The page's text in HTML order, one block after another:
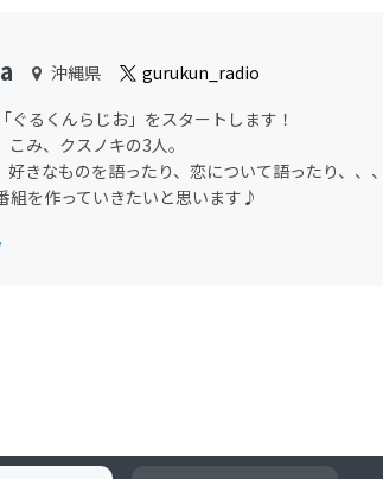
沖縄県
gurukun_radio
るくんらじお」をスタートします！
み、クスノキの3人。
きなものを語ったり、恋について語ったり、、、
組を作っていきたいと思います♪